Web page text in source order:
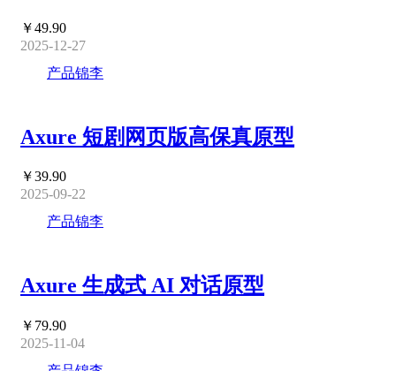
￥49.90
2025-12-27
产品锦李
Axure 短剧网页版高保真原型
￥39.90
2025-09-22
产品锦李
Axure 生成式 AI 对话原型
￥79.90
2025-11-04